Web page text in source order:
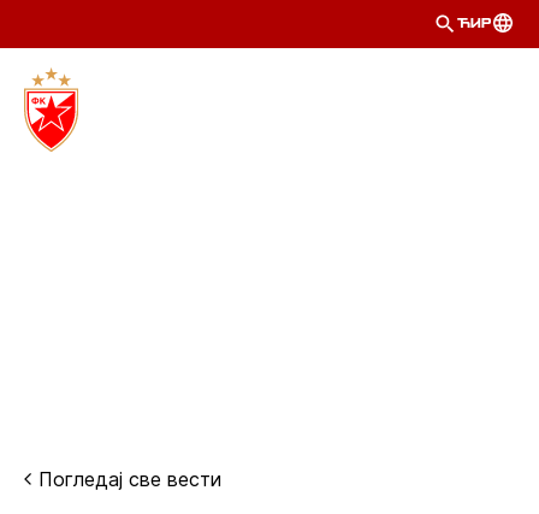
ЋИР
Погледај све вести